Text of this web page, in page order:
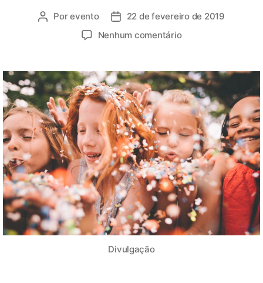
Porevento
22 de fevereiro de 2019
Nenhum comentário
Divulgação